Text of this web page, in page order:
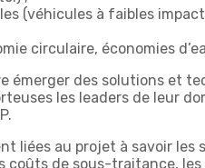
(véhicules à faibles
circulaire, économies
émerger des solutions et
les leaders de leur
liées au projet à savoir les
coûts de sous-traitance,